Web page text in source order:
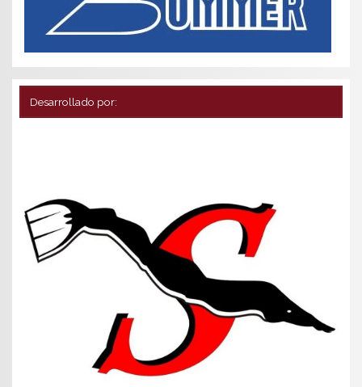
Desarrollado por: